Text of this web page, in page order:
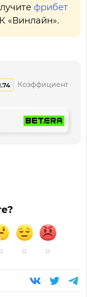
фрибет
«Винлайн».
Коэффициент
0 0